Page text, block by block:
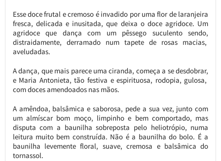
Esse doce frutal e cremoso é invadido por uma flor de laranjeira
fresca, delicada e inusitada, que deixa o doce agridoce. Um
agridoce que dança com um pêssego suculento sendo,
distraidamente, derramado num tapete de rosas macias,
aveludadas.
A dança, que mais parece uma ciranda, começa a se desdobrar,
e Maria Antonieta, tão festiva e espirituosa, rodopia, gulosa,
com doces amendoados nas mãos.
A amêndoa, balsâmica e saborosa, pede a sua vez, junto com
um almíscar bom moço, limpinho e bem comportado, mas
disputa com a baunilha sobreposta pelo heliotrópio, numa
leitura muito bem construída. Não é a baunilha do bolo. É a
baunilha levemente floral, suave, cremosa e balsâmica do
tornassol.